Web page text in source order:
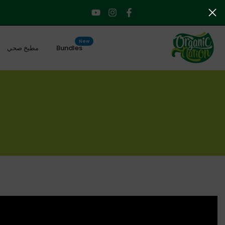
الانتقال
المحتوى
Bundles
New
مطبخ صحي